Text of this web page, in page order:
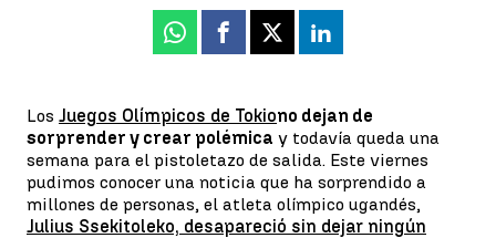
Whatsapp
Facebook
X Linkedin
Los Juegos Olímpicos de Tokiono dejan de
sorprender y crear polémica y todavía queda una
semana para el pistoletazo de salida. Este viernes
pudimos conocer una noticia que ha sorprendido a
millones de personas, el atleta olímpico ugandés,
Julius Ssekitoleko, desapareció sin dejar ningún